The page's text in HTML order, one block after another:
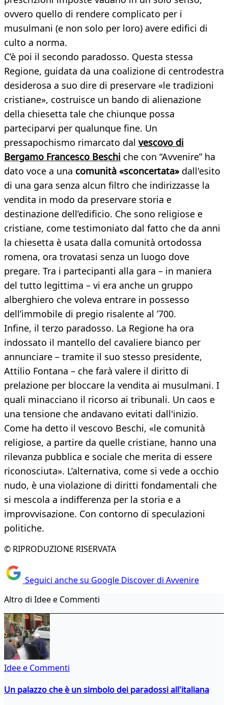
ovvero quello di rendere complicato per i
musulmani (e non solo per loro) avere edifici di
culto a norma.
C’è poi il secondo paradosso. Questa stessa
Regione, guidata da una coalizione di centrodestra
desiderosa a suo dire di preservare «le tradizioni
cristiane», costruisce un bando di alienazione
della chiesetta tale che chiunque possa
parteciparvi per qualunque fine. Un
pressapochismo rimarcato dal vescovo di
Bergamo Francesco Beschi che con “Avvenire” ha
dato voce a una comunità «sconcertata» dall'esito
di una gara senza alcun filtro che indirizzasse la
vendita in modo da preservare storia e
destinazione dell’edificio. Che sono religiose e
cristiane, come testimoniato dal fatto che da anni
la chiesetta è usata dalla comunità ortodossa
romena, ora trovatasi senza un luogo dove
pregare. Tra i partecipanti alla gara – in maniera
del tutto legittima – vi era anche un gruppo
alberghiero che voleva entrare in possesso
dell’immobile di pregio risalente al ’700.
Infine, il terzo paradosso. La Regione ha ora
indossato il mantello del cavaliere bianco per
annunciare – tramite il suo stesso presidente,
Attilio Fontana – che farà valere il diritto di
prelazione per bloccare la vendita ai musulmani. I
quali minacciano il ricorso ai tribunali. Un caos e
una tensione che andavano evitati dall'inizio.
Come ha detto il vescovo Beschi, «le comunità
religiose, a partire da quelle cristiane, hanno una
rilevanza pubblica e sociale che merita di essere
riconosciuta». L’alternativa, come si vede a occhio
nudo, è una violazione di diritti fondamentali che
si mescola a indifferenza per la storia e a
improvvisazione. Con contorno di speculazioni
politiche.
© RIPRODUZIONE RISERVATA
Seguici anche su Google Discover di Avvenire
Altro di Idee e Commenti
Idee e Commenti
Un palazzo che è un simbolo dei paradossi all'italiana